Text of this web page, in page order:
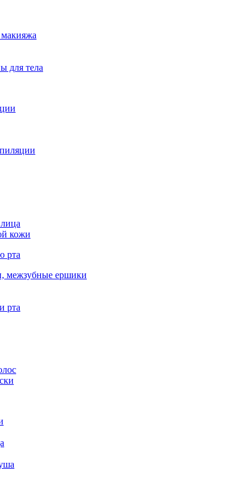
для тела
кожи
рта
межзубные ершики
рта